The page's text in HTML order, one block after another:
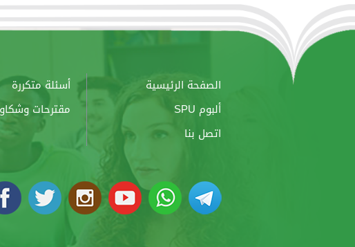
الصفحة الرئيسية أسئلة متكررة
ألبوم SPU
مقترحات
اتصل بنا